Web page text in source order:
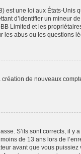
est une loi aux États-Unis
d’identifier un mineur
Limited et les
abus ou les questions
de nouveaux
S’ils sont corrects, il y
de 13 ans lors de
avant que vous